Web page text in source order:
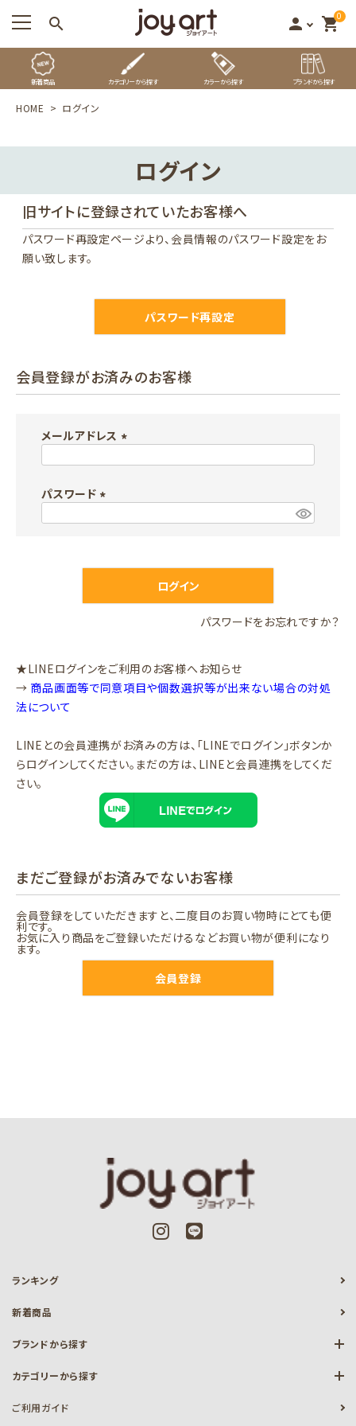
search person 0
shopping_cart
新着商品 カテゴリーから探す カラーから探す ブランドから探す
HOME ログイン
ログイン
旧サイトに登録されていたお客様へ
パスワード再設定ページより、会員情報のパスワード設定をお
願い致します。
パスワード再設定
会員登録がお済みのお客様
メールアドレス
パスワード
)
ログイン
パスワードをお忘れですか？
★LINEログインをご利用のお客様へお知らせ
→ 商品画面等で同意項目や個数選択等が出来ない場合の対処
法について
LINEとの会員連携がお済みの方は、「LINEでログイン」ボタンか
らログインしてください。まだの方は、 LINEと会員連携をしてくだ
さい。
まだご登録がお済みでないお客様
会員登録をしていただきますと、二度目のお買い物時にとても便
利です。
お気に入り商品をご登録いただけるなどお買い物が便利になり
ます。
会員登録
ランキング
新着商品
ブランドから探す
カテゴリーから探す
ご利用ガイド